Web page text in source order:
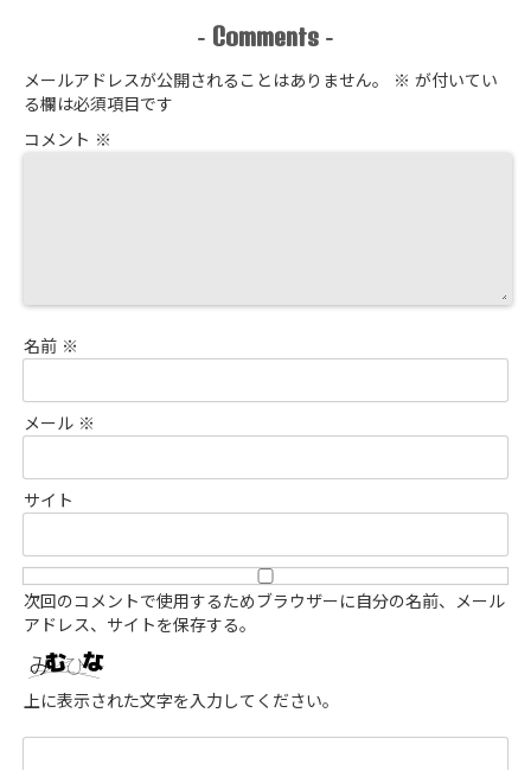
- Comments -
メールアドレスが公開されることはありません。 ※ が付いてい
る欄は必須項目です
コメント ※
名前 ※
メール ※
サイト
次回のコメントで使用するためブラウザーに自分の名前、メール
アドレス、サイトを保存する。
上に表示された文字を入力してください。